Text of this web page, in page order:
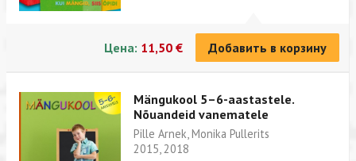
Цена: 11,50 € Добавить в корзину
Mängukool 5–6-aastastele.
Nõuandeid vanematele
Pille Arnek, Monika Pullerits
2015, 2018